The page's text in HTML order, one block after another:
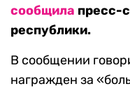
сообщила пресс-
республики.
В сообщении
награжден за